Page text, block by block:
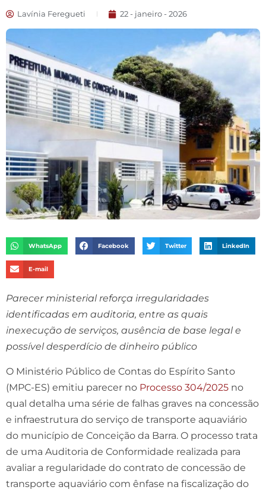
Lavínia Feregueti 22 - janeiro - 2026
WhatsApp Facebook Twitter LinkedIn
E-mail
Parecer ministerial reforça irregularidades
identificadas em auditoria, entre as quais
inexecução de serviços, ausência de base legal e
possível desperdício de dinheiro público
O Ministério Público de Contas do Espírito Santo
(MPC-ES) emitiu parecer no Processo 304/2025 no
qual detalha uma série de falhas graves na concessão
e infraestrutura do serviço de transporte aquaviário
do município de Conceição da Barra. O processo trata
de uma Auditoria de Conformidade realizada para
avaliar a regularidade do contrato de concessão de
transporte aquaviário com ênfase na fiscalização do